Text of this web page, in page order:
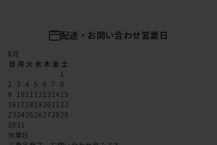
配送・お問い合わせ営業日
8月
日 月 火 水 木 金 土
1
2 3 4 5 6 7 8
9 101112131415
16171819202122
23242526272829
3031
休業日